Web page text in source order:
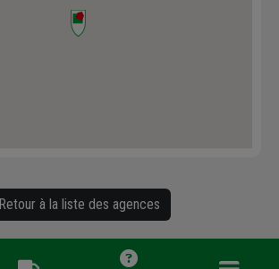
Retour à la liste des agences